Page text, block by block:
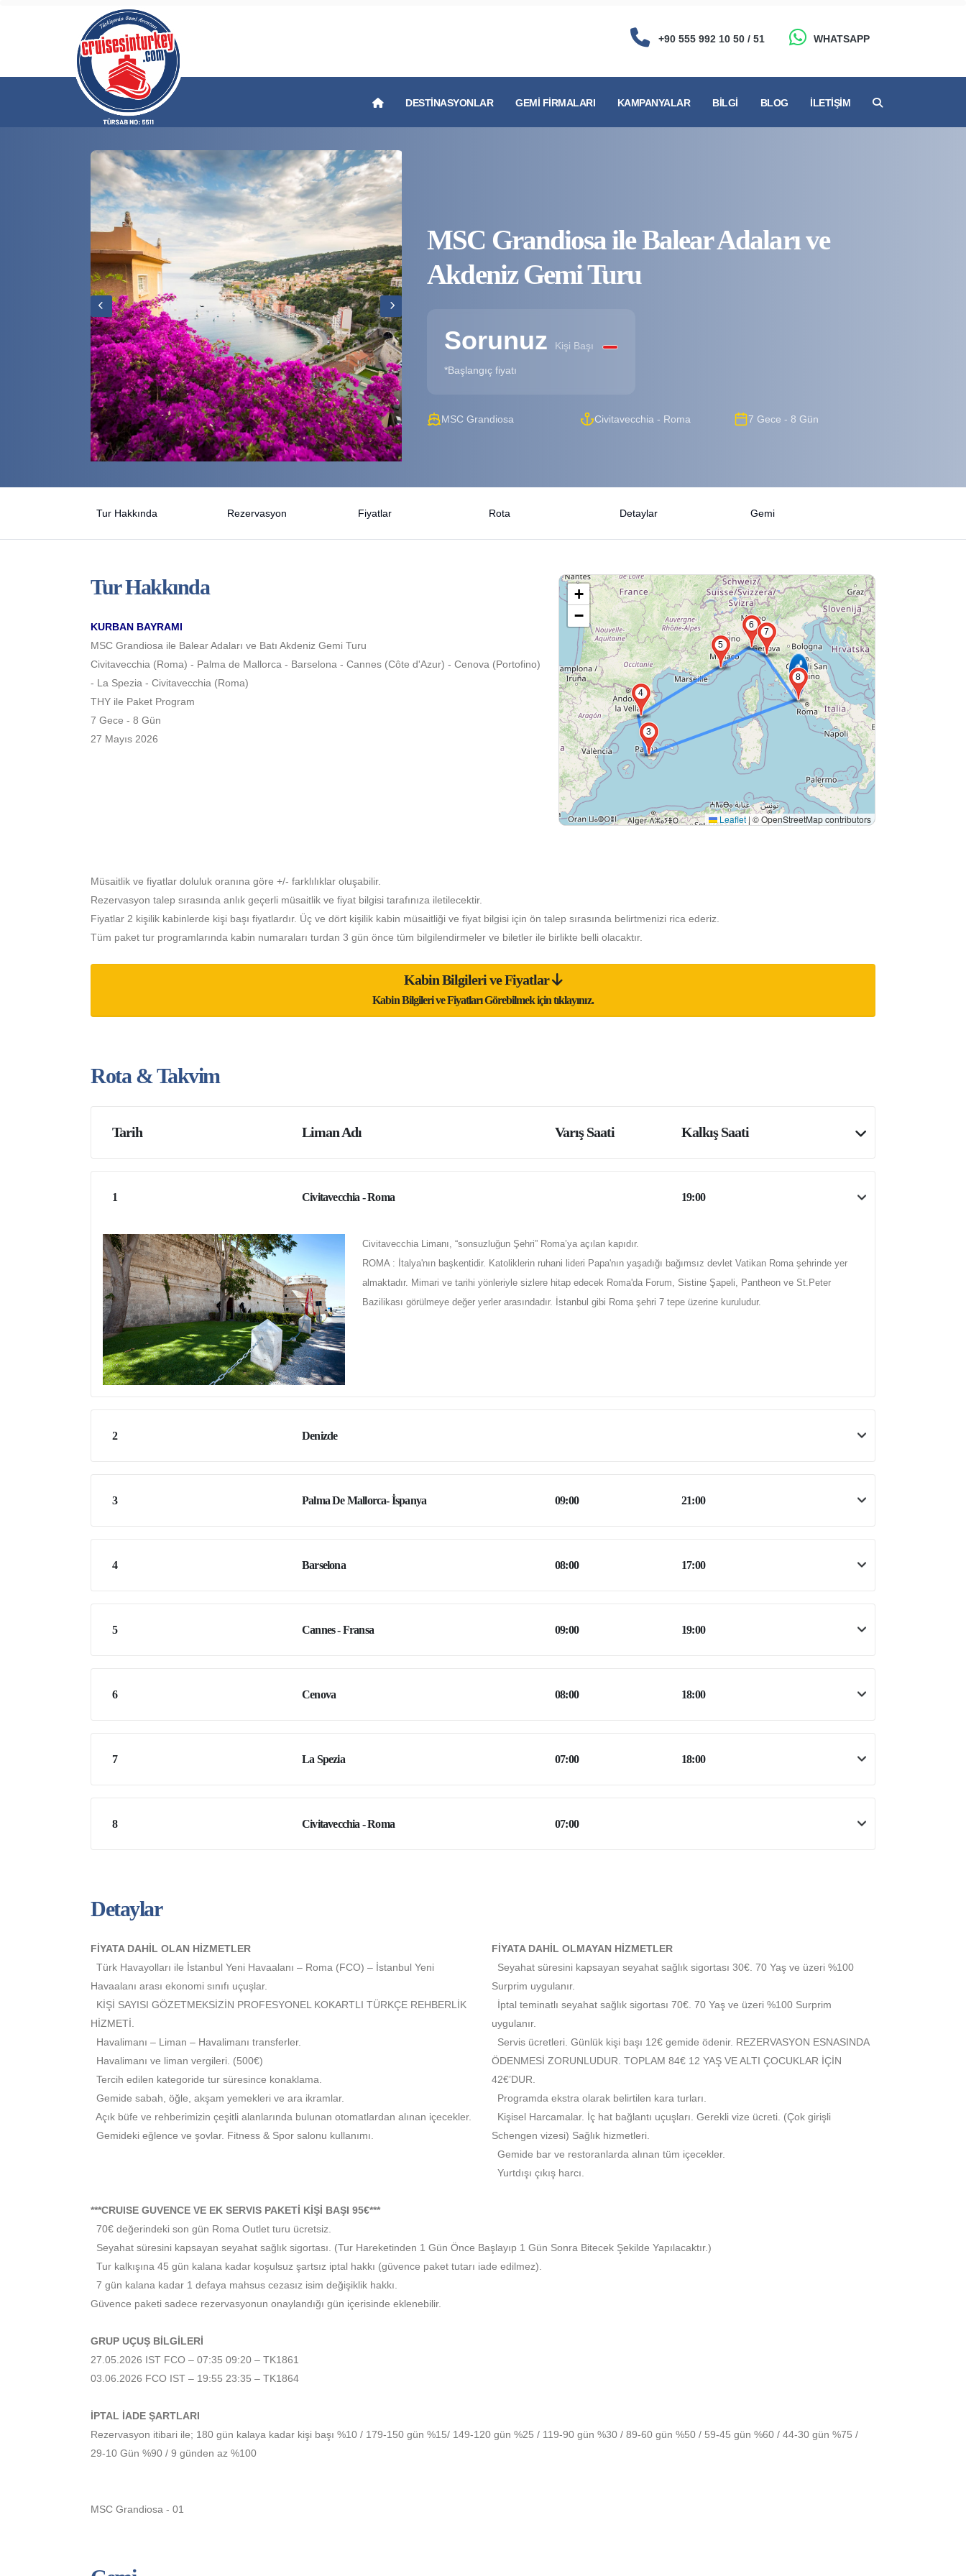
+90 555 992 10 50 / 51 WHATSAPP
DESTINASYONLAR GEMI FIRMALARI KAMPANYALAR BILGI BLOG İLETIŞIM
MSC Grandiosa ile Balear Adaları ve
Akdeniz Gemi Turu
Sorunuz Kişi Başı
*Başlangıç fiyatı
MSC Grandiosa Civitavecchia - Roma 7 Gece - 8 Gün
Tur Hakkında Rezervasyon Fiyatlar Rota Detaylar Gemi
Tur Hakkında
KURBAN BAYRAMI
MSC Grandiosa ile Balear Adaları ve Batı Akdeniz Gemi Turu
Civitavecchia (Roma) - Palma de Mallorca - Barselona - Cannes (Côte d'Azur) - Cenova (Portofino)
- La Spezia - Civitavecchia (Roma)
THY ile Paket Program
7 Gece - 8 Gün
27 Mayıs 2026
3
4
5
6
7
8
+
−
Leaflet | © OpenStreetMap contributors
Müsaitlik ve fiyatlar doluluk oranına göre +/- farklılıklar oluşabilir.
Rezervasyon talep sırasında anlık geçerli müsaitlik ve fiyat bilgisi tarafınıza iletilecektir.
Fiyatlar 2 kişilik kabinlerde kişi başı fiyatlardır. Üç ve dört kişilik kabin müsaitliği ve fiyat bilgisi için ön talep sırasında belirtmenizi rica ederiz.
Tüm paket tur programlarında kabin numaraları turdan 3 gün önce tüm bilgilendirmeler ve biletler ile birlikte belli olacaktır.
Kabin Bilgileri ve Fiyatlar
Kabin Bilgileri ve Fiyatları Görebilmek için tıklayınız.
Rota & Takvim
Tarih Liman Adı Varış Saati Kalkış Saati
1 Civitavecchia - Roma 19:00
Civitavecchia Limanı, “sonsuzluğun Şehri” Roma’ya açılan kapıdır.
ROMA : İtalya'nın başkentidir. Katoliklerin ruhani lideri Papa'nın yaşadığı bağımsız devlet Vatikan Roma şehrinde yer
almaktadır. Mimari ve tarihi yönleriyle sizlere hitap edecek Roma'da Forum, Sistine Şapeli, Pantheon ve St.Peter
Bazilikası görülmeye değer yerler arasındadır. İstanbul gibi Roma şehri 7 tepe üzerine kuruludur.
2 Denizde
3 Palma De Mallorca- İspanya 09:00 21:00
4 Barselona 08:00 17:00
5 Cannes - Fransa 09:00 19:00
6 Cenova 08:00 18:00
7 La Spezia 07:00 18:00
8 Civitavecchia - Roma 07:00
Detaylar
FİYATA DAHİL OLAN HİZMETLER
Türk Havayolları ile İstanbul Yeni Havaalanı – Roma (FCO) – İstanbul Yeni
Havaalanı arası ekonomi sınıfı uçuşlar.
KİŞİ SAYISI GÖZETMEKSİZİN PROFESYONEL KOKARTLI TÜRKÇE REHBERLİK
HİZMETİ.
Havalimanı – Liman – Havalimanı transferler.
Havalimanı ve liman vergileri. (500€)
Tercih edilen kategoride tur süresince konaklama.
Gemide sabah, öğle, akşam yemekleri ve ara ikramlar.
Açık büfe ve rehberimizin çeşitli alanlarında bulunan otomatlardan alınan içecekler.
Gemideki eğlence ve şovlar. Fitness & Spor salonu kullanımı.
FİYATA DAHİL OLMAYAN HİZMETLER
Seyahat süresini kapsayan seyahat sağlık sigortası 30€. 70 Yaş ve üzeri %100
Surprim uygulanır.
İptal teminatlı seyahat sağlık sigortası 70€. 70 Yaş ve üzeri %100 Surprim
uygulanır.
Servis ücretleri. Günlük kişi başı 12€ gemide ödenir. REZERVASYON ESNASINDA
ÖDENMESİ ZORUNLUDUR. TOPLAM 84€ 12 YAŞ VE ALTI ÇOCUKLAR İÇİN
42€’DUR.
Programda ekstra olarak belirtilen kara turları.
Kişisel Harcamalar. İç hat bağlantı uçuşları. Gerekli vize ücreti. (Çok girişli
Schengen vizesi) Sağlık hizmetleri.
Gemide bar ve restoranlarda alınan tüm içecekler.
Yurtdışı çıkış harcı.
***CRUISE GUVENCE VE EK SERVIS PAKETİ KİŞİ BAŞI 95€***
70€ değerindeki son gün Roma Outlet turu ücretsiz.
Seyahat süresini kapsayan seyahat sağlık sigortası. (Tur Hareketinden 1 Gün Önce Başlayıp 1 Gün Sonra Bitecek Şekilde Yapılacaktır.)
Tur kalkışına 45 gün kalana kadar koşulsuz şartsız iptal hakkı (güvence paket tutarı iade edilmez).
7 gün kalana kadar 1 defaya mahsus cezasız isim değişiklik hakkı.
Güvence paketi sadece rezervasyonun onaylandığı gün içerisinde eklenebilir.
GRUP UÇUŞ BİLGİLERİ
27.05.2026 IST FCO – 07:35 09:20 – TK1861
03.06.2026 FCO IST – 19:55 23:35 – TK1864
İPTAL İADE ŞARTLARI
Rezervasyon itibari ile; 180 gün kalaya kadar kişi başı %10 / 179-150 gün %15/ 149-120 gün %25 / 119-90 gün %30 / 89-60 gün %50 / 59-45 gün %60 / 44-30 gün %75 /
29-10 Gün %90 / 9 günden az %100
MSC Grandiosa - 01